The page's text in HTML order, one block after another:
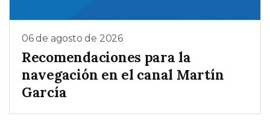
06 de agosto de 2026
Recomendaciones para la
navegación en el canal Martín
García